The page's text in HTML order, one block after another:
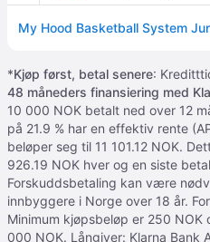
*Kjøp først, betal senere:
48 måneders finansiering med
10 000 NOK betalt ned over 12
på 21.9 % har en effektiv rente
beløper seg til 11 101.12 NOK.
926.19 NOK hver og en siste
Forskuddsbetaling kan være
innbyggere i Norge over 18 år.
Minimum kjøpsbeløp er 250
000 NOK. Långiver: Klarna Bank